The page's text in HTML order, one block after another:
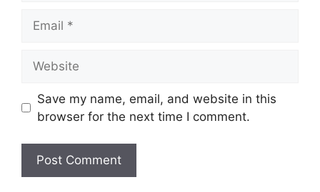
Save my name, email, and website in this
browser for the next time I comment.